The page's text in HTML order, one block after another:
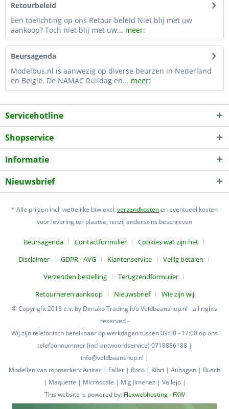
Retourbeleid
Een toelichting op ons Retour beleid Niet blij met uw
aankoop? Toch niet blij met uw... meer:
Beursagenda
Modelbus.nl is aanwezig op diverse beurzen in Nederland
en België. De NAMAC Ruildag en... meer:
Servicehotline
Shopservice
Informatie
Nieuwsbrief
* Alle prijzen incl. wettelijke btw excl.verzendkostenen eventueel kosten
voor levering ter plaatse, tenzij anderszins beschreven
Beursagenda Contactformulier
Cookies wat zijn het
Disclaimer
GDPR - AVG Klantenservice
Veilig betalen
Verzenden bestelling
Terugzendformulier
Retourneren aankoop
Nieuwsbrief Wie zijn wij
© Copyright 2018 e.v. by Dimako Trading h/o Veldbaanshop.nl - all rights
reserved -
Wij zijn telefonisch bereikbaar op werkdagen tussen 09:00 - 17:00 op ons
telefoonnummer (incl antwoordservice) 0718886188 |
info@veldbaanshop.nl |
Modellen van topmerken: Artitec | Faller | Roco | Kibri | Auhagen | Busch
| Maquette | Microscale | Mig Jimenez | Vallejo |
This website is powered by: Flexwebhosting - FXW